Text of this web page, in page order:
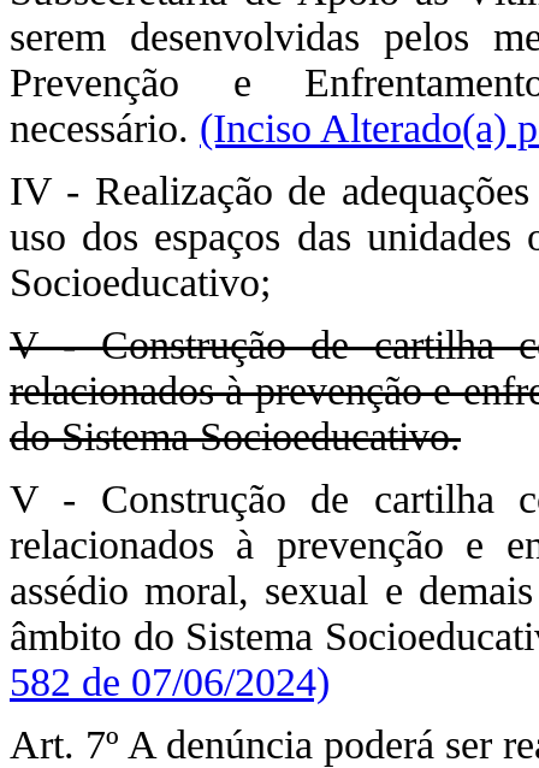
serem desenvolvidas pelos
Prevenção e
necessário. (Inciso Alterado(a)
IV - Realização de
uso dos espaços das unidades
Socioeducativo;
V - Construção de cartilha
relacionados à prevenção e
do Sistema Socioeducativo.
V - Construção de cartilha
relacionados à prevenção e
assédio moral, sexual e
âmbito do Sistema
582 de 07/06/2024)
Art. 7º A denúncia poderá ser